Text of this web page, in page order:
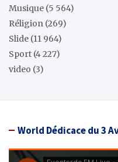
Musique (5 564)
Réligion (269)
Slide (11 964)
Sport (4 227)
video (3)
World Dédicace du 3